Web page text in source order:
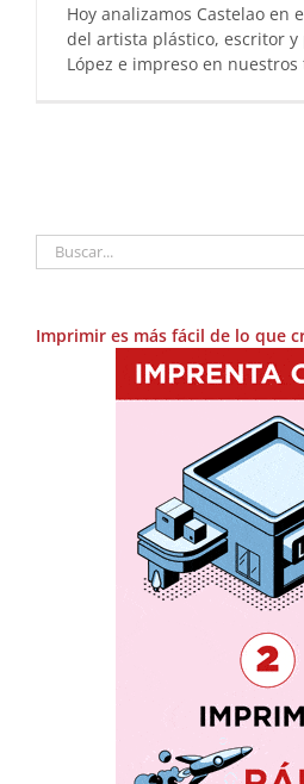
Hoy analizamos Castelao en
del artista plástico, escritor y
López e impreso en nuestros
Buscar:
Imprimir es más fácil de lo que